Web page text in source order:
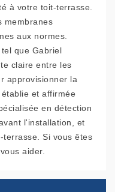
à votre toit-terrasse.
membranes
aux normes.
que Gabriel
claire entre les
approvisionner la
et affirmée
en détection
l'installation, et
Si vous êtes
aider.